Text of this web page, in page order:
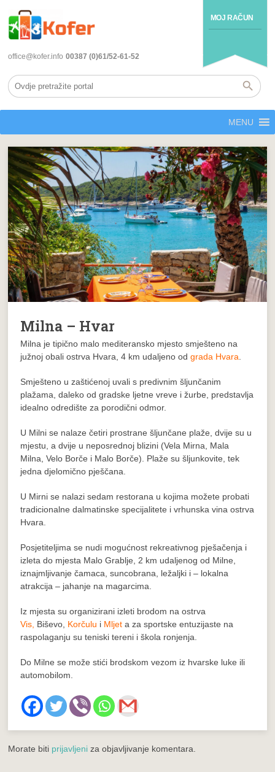
MOJ RAČUN
office@kofer.info 00387 (0)61/52-61-52
MENU
Milna – Hvar
Milna je tipično malo mediteransko mjesto smješteno na
južnoj obaliostrva Hvara , 4 km udaljeno odgrada Hvara
Smješteno u zaštićenoj uvali s predivnim šljunčanim
plažama, daleko od gradske ljetne vreve i žurbe, predstavlja
idealno odredište za porodični odmor.
U Milni se nalaze četiri prostrane šljunčane plaže , dvije su u
mjestu, a dvije u neposrednoj blizini (Vela Mirna
Mala
Milna ,Velo Borče i Malo Borče). Plaže su šljunkovite, tek
jedna djelomično pješčana.
U Mirni se nalazi sedam restorana u kojima možete probati
tradicionalne dalmatinske specijalitete i vrhunska vina ostrva
Hvara.
Posjetiteljima se nudi mogućnost rekreativnog pješačenja i
izleta do mjesta Malo Grablje , 2 km udaljenog od Milne,
iznajmljivanje čamaca, suncobrana, ležaljki i – lokalna
atrakcija – jahanje na magarcima.
Iz mjesta su organizirani izleti brodom na ostrva
Vis Biševo Korčulu i Mljet a za sportske entuzijaste na
raspolaganju su teniski tereni i škola ronjenja.
Do Milne se može stići brodskom vezom iz hvarske luke ili
automobilom.
Morate biti prijavljeni za objavljivanje komentara.